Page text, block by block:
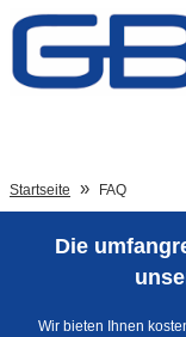
Zum Inhalt
Startseite FAQ
Die
Wir bieten Ihnen